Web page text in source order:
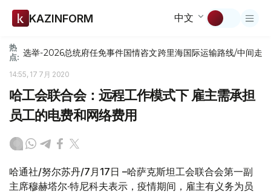
KAZINFORM 中文
热
点: 选举-2026总统府任免事件国情咨文跨里海国际运输路线/中间走廊
14:55, 17 7月 2020
哈工会联合会：远程工作模式下 雇主需承担
员工的电费和网络费用
哈通社/努尔苏丹/7月17日 –哈萨克斯坦工会联合会第一副
主席穆赫塔尔·特尼科夫表示，疫情期间，雇主有义务为员